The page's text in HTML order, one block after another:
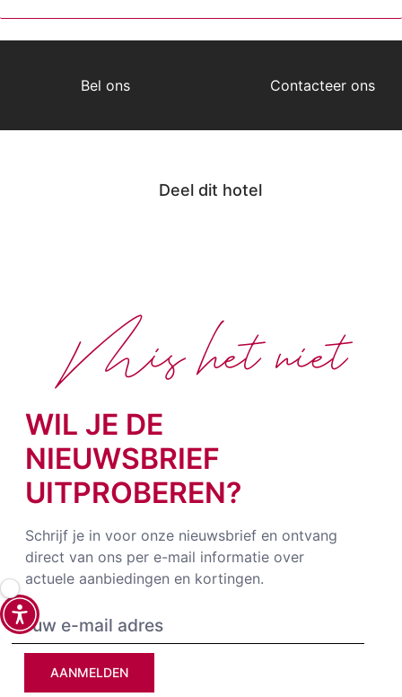
Bel ons Contacteer ons
Deel dit hotel
WIL JE DE
NIEUWSBRIEF
UITPROBEREN?
Schrijf je in voor onze nieuwsbrief en ontvang
direct van ons per e-mail informatie over
actuele aanbiedingen en kortingen.
AANMELDEN
Mis het niet